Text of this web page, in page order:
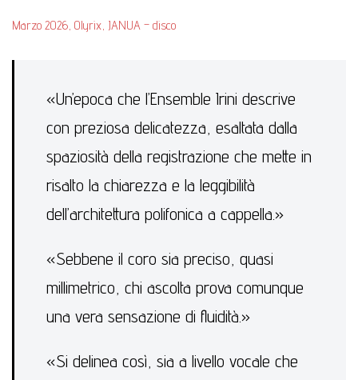
Marzo 2026, Olyrix, JANUA – disco
«Un’epoca che l’Ensemble Irini descrive
con preziosa delicatezza, esaltata dalla
spaziosità della registrazione che mette in
risalto la chiarezza e la leggibilità
dell’architettura polifonica a cappella.»
«Sebbene il coro sia preciso, quasi
millimetrico, chi ascolta prova comunque
una vera sensazione di fluidità.»
«Si delinea così, sia a livello vocale che